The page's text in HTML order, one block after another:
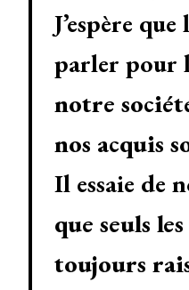
J’espère
parler pour
notre
nos acquis
Il essaie de
que seuls
toujours